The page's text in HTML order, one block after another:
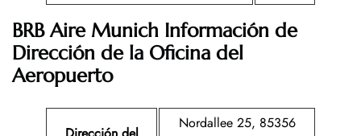
BRB Aire Munich Información de
Dirección de la Oficina del
Aeropuerto
Nordallee 25, 85356